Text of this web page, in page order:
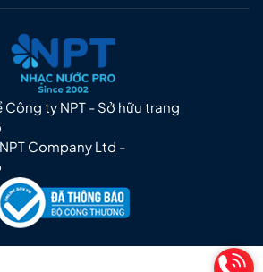
ty NPT - Sở hữu trang
Company Ltd -